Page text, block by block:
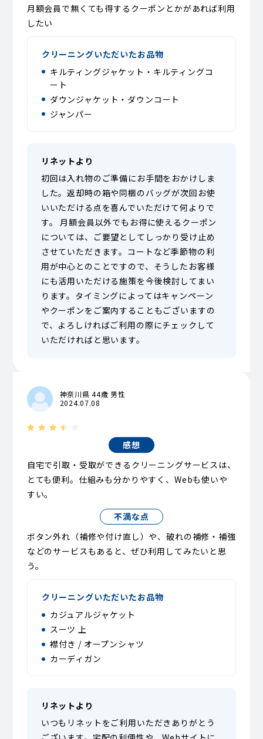
月額会員で無くても得するクーポンとかがあれば利用
したい
クリーニングいただいたお品物
キルティングジャケット・キルティングコ
ート
ダウンジャケット・ダウンコート
ジャンパー
リネットより
初回は入れ物のご準備にお手間をおかけしま
した。返却時の箱や同梱のバッグが次回お使
いいただける点を喜んでいただけて何よりで
す。 月額会員以外でもお得に使えるクーポン
については、ご要望としてしっかり受け止め
させていただきます。コートなど季節物の利
用が中心とのことですので、そうしたお客様
にも活用いただける施策を今後検討してまい
ります。タイミングによってはキャンペーン
やクーポンをご案内することもございますの
で、よろしければご利用の際にチェックして
いただければと思います。
神奈川県 44歳 男性
2024.07.08
感想
自宅で引取・受取ができるクリーニングサービスは、
とても便利。仕組みも分かりやすく、Webも使いや
すい。
不満な点
ボタン外れ（補修や付け直し）や、破れの補修・補強
などのサービスもあると、ぜひ利用してみたいと思
う。
クリーニングいただいたお品物
カジュアルジャケット
スーツ 上
襟付き / オープンシャツ
カーディガン
リネットより
いつもリネットをご利用いただきありがとう